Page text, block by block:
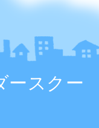
ースクー